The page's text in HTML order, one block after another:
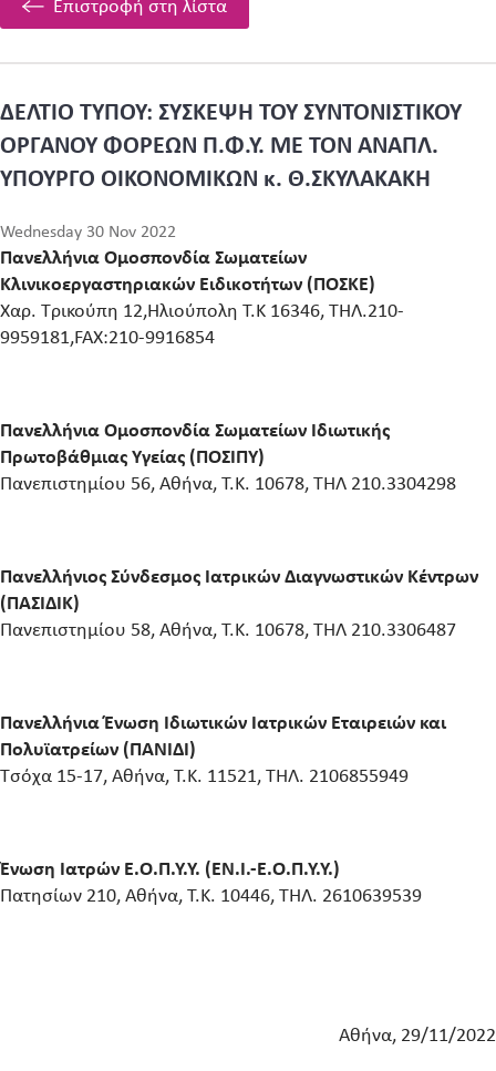
Επιστροφή στη λίστα
ΔΕΛΤΙΟ ΤΥΠΟΥ: ΣΥΣΚΕΨΗ ΤΟΥ ΣΥΝΤΟΝΙΣΤΙΚΟΥ
ΟΡΓΑΝΟΥ ΦΟΡΕΩΝ Π.Φ.Υ. ΜΕ ΤΟΝ ΑΝΑΠΛ.
ΥΠΟΥΡΓΟ ΟΙΚΟΝΟΜΙΚΩΝ κ. Θ.ΣΚΥΛΑΚΑΚΗ
Wednesday 30 Nov 2022
Πανελλήνια Ομοσπονδία Σωματείων
Κλινικοεργαστηριακών Ειδικοτήτων (ΠΟΣΚΕ)
Χαρ. Τρικούπη 12,Ηλιούπολη Τ.Κ 16346, ΤΗΛ.210-
9959181,FAX:210-9916854
Πανελλήνια Ομοσπονδία Σωματείων Ιδιωτικής
Πρωτοβάθμιας Υγείας (ΠΟΣΙΠΥ)
Πανεπιστημίου 56, Αθήνα, Τ.Κ. 10678, ΤΗΛ 210.3304298
Πανελλήνιος Σύνδεσμος Ιατρικών Διαγνωστικών Κέντρων
(ΠΑΣΙΔΙΚ)
Πανεπιστημίου 58, Αθήνα, Τ.Κ. 10678, ΤΗΛ 210.3306487
Πανελλήνια Ένωση Ιδιωτικών Ιατρικών Εταιρειών και
Πολυϊατρείων (ΠΑΝΙΔΙ)
Τσόχα 15-17, Αθήνα, Τ.Κ. 11521, ΤΗΛ. 2106855949
Ένωση Ιατρών Ε.Ο.Π.Υ.Υ. (ΕΝ.Ι.-Ε.Ο.Π.Υ.Υ.)
Πατησίων 210, Αθήνα, Τ.Κ. 10446, ΤΗΛ. 2610639539
Αθήνα, 29/11/2022